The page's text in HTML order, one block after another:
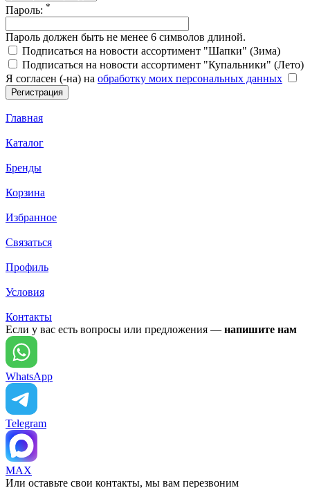
Пароль: *
Пароль должен быть не менее 6 символов длиной.
Подписаться на новости ассортимент "Шапки" (Зима)
Подписаться на новости ассортимент "Купальники" (Лето)
Я согласен (-на) на обработку моих персональных данных
Главная
Каталог
Бренды
Корзина
Избранное
Связаться
Профиль
Условия
Контакты
Если у вас есть вопросы или предложения — напишите нам
WhatsApp
Telegram
MAX
Или оставьте свои контакты, мы вам перезвоним